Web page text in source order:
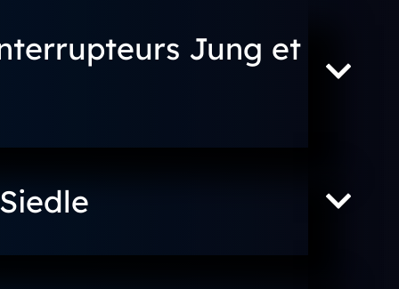
Jung et